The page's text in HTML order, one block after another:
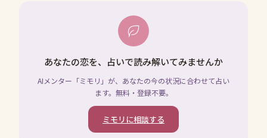
あなたの恋を、占いで読み解いてみませんか
AIメンター「ミモリ」が、あなたの今の状況に合わせて占い
ます。無料・登録不要。
ミモリに相談する